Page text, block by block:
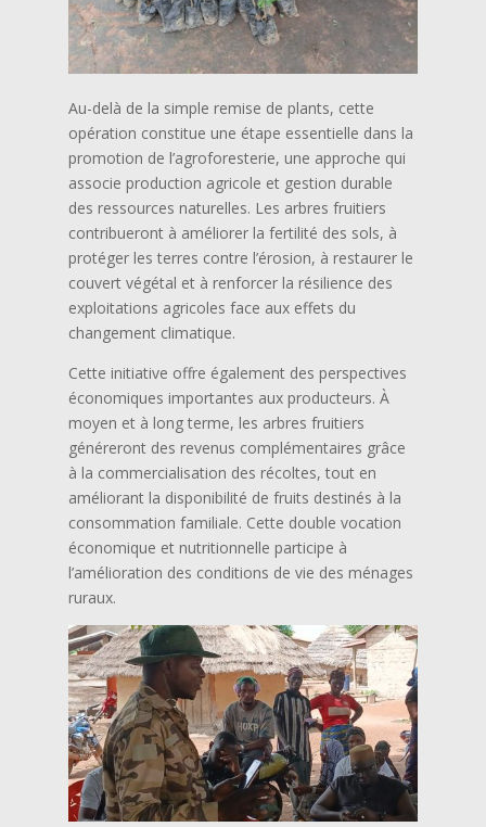
Au-delà de la simple remise de plants, cette
opération constitue une étape essentielle dans la
promotion de l’agroforesterie, une approche qui
associe production agricole et gestion durable
des ressources naturelles. Les arbres fruitiers
contribueront à améliorer la fertilité des sols, à
protéger les terres contre l’érosion, à restaurer le
couvert végétal et à renforcer la résilience des
exploitations agricoles face aux effets du
changement climatique.
Cette initiative offre également des perspectives
économiques importantes aux producteurs. À
moyen et à long terme, les arbres fruitiers
généreront des revenus complémentaires grâce
à la commercialisation des récoltes, tout en
améliorant la disponibilité de fruits destinés à la
consommation familiale. Cette double vocation
économique et nutritionnelle participe à
l’amélioration des conditions de vie des ménages
ruraux.